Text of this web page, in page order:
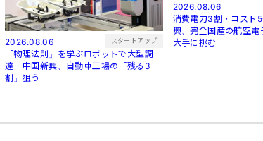
2026.08.06 スタートアップ
「物理法則」を学ぶロボットで大型調
達 中国新興、自動車工場の「残る3
割」狙う
2026.08.06
消費電力3割・コス
興、完全国産の航空
大手に挑む